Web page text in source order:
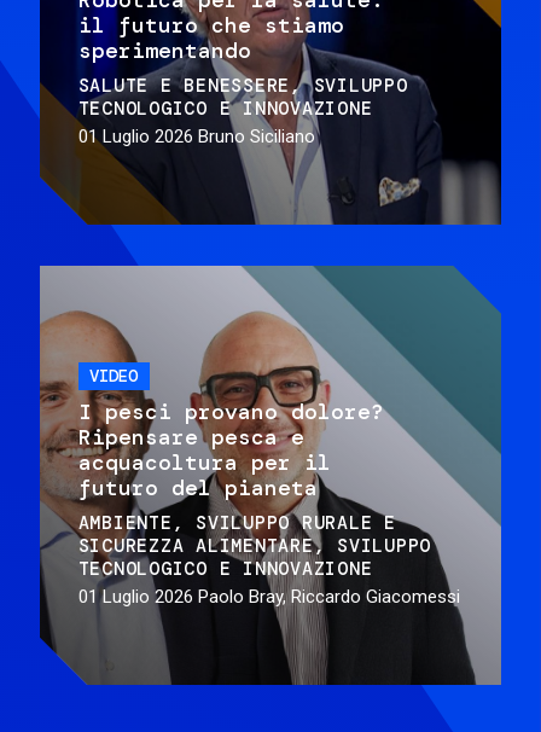
il futuro che stiamo
sperimentando
SALUTE E BENESSERE
SVILUPPO
TECNOLOGICO E INNOVAZIONE
01 Luglio 2026 Bruno Siciliano
VIDEO
I pesci provano dolore?
Ripensare pesca e
acquacoltura per il
futuro del pianeta
AMBIENTE
SVILUPPO RURALE E
SICUREZZA ALIMENTARE
SVILUPPO
TECNOLOGICO E INNOVAZIONE
01 Luglio 2026 Paolo Bray, Riccardo Giacomessi